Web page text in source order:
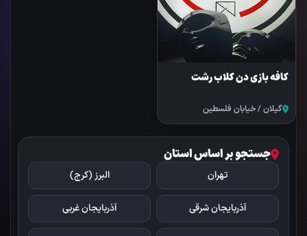
کافه بازی دن کلاب رشت
گیلان / خیابان فلسطین
جستجو بر اساس استان
تهران البرز (کرج)
آذربایجان شرقی آذربایجان غربی